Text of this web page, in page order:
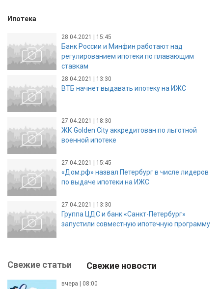
Ипотека
28.04.2021 | 15:45
Банк России и Минфин работают над
регулированием ипотеки по плавающим
ставкам
28.04.2021 | 13:30
ВТБ начнет выдавать ипотеку на ИЖС
27.04.2021 | 18:30
ЖК Golden City аккредитован по льготной
военной ипотеке
27.04.2021 | 15:45
«Дом.рф» назвал Петербург в числе лидеров
по выдаче ипотеки на ИЖС
27.04.2021 | 13:30
Группа ЦДС и банк «Санкт-Петербург»
запустили совместную ипотечную программу
Свежие статьи Свежие новости
вчера | 08:00